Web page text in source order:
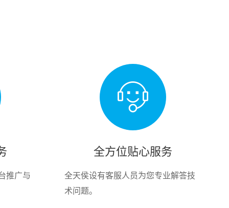
推广与
全方位贴心服务
全天侯设有客服人员为您专业解答技
术问题。